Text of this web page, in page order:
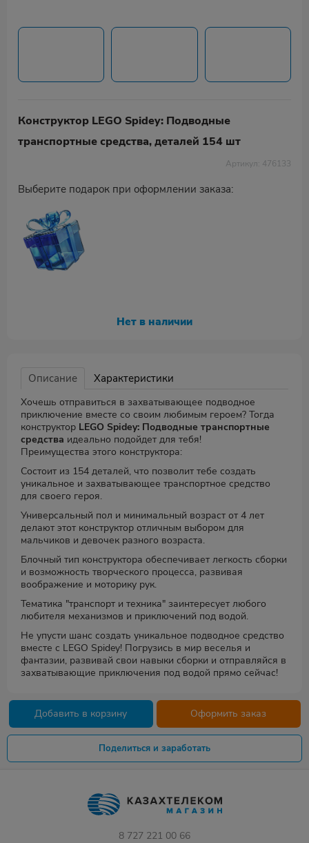
Конструктор LEGO Spidey: Подводные
транспортные средства, деталей 154 шт
Артикул: 476133
Выберите подарок при оформлении заказа:
Нет в наличии
Описание Характеристики
Хочешь отправиться в захватывающее подводное
приключение вместе со своим любимым героем? Тогда
конструктор LEGO Spidey: Подводные транспортные
средства идеально подойдет для тебя!
Преимущества этого конструктора:
Состоит из 154 деталей, что позволит тебе создать
уникальное и захватывающее транспортное средство
для своего героя.
Универсальный пол и минимальный возраст от 4 лет
делают этот конструктор отличным выбором для
мальчиков и девочек разного возраста.
Блочный тип конструктора обеспечивает легкость сборки
и возможность творческого процесса, развивая
воображение и моторику рук.
Тематика "транспорт и техника" заинтересует любого
любителя механизмов и приключений под водой.
Не упусти шанс создать уникальное подводное средство
вместе с LEGO Spidey! Погрузись в мир веселья и
фантазии, развивай свои навыки сборки и отправляйся в
захватывающие приключения под водой прямо сейчас!
Добавить в корзину Оформить заказ
Поделиться и заработать
8 727 221 00 66